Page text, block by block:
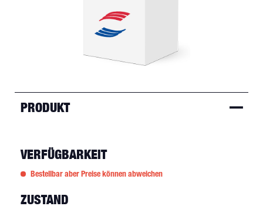
PRODUKT
VERFÜGBARKEIT
Bestellbar aber Preise können abweichen
ZUSTAND